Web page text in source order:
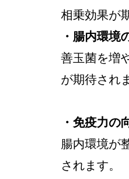
相乗効果が
・腸内環境
善玉菌を増
が期待され
・免疫力の
腸内環境が
されます。